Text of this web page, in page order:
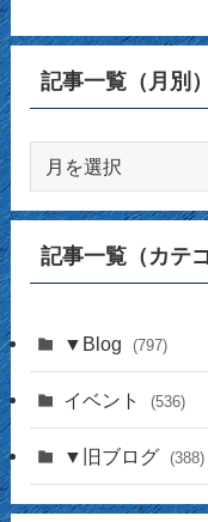
記事一覧（月別）
一
覧
（月
記事一覧（カテ
▼Blog (797)
(16)
(17)
イベント (536)
▼旧ブログ (388)
(14)